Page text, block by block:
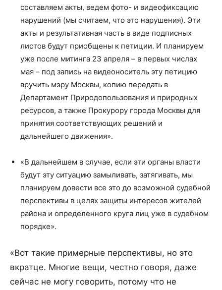
составляем акты, ведем фото- и видеофиксацию
нарушений (мы считаем, что это нарушения). Эти
акты и результативная часть в виде подписных
листов будут приобщены к петиции. И планируем
уже после митинга 23 апреля – в первых числах
мая – под запись на видеоноситель эту петицию
вручить мэру Москвы, копию передать в
Департамент Природопользования и природных
ресурсов, а также Прокурору города Москвы для
принятия соответствующих решений и
дальнейшего движения».
«В дальнейшем в случае, если эти органы власти
будут эту ситуацию замыливать, затягивать, мы
планируем довести все это до возможной судебной
перспективы в целях защиты интересов жителей
района и определенного круга лиц уже в судебном
порядке».
«Вот такие примерные перспективы, но это
вкратце. Многие вещи, честно говоря, даже
сейчас не могу говорить, потому что не